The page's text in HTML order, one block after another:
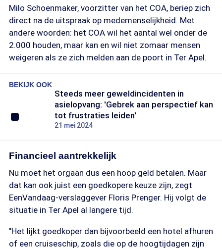
Milo Schoenmaker, voorzitter van het COA, beriep zich
direct na de uitspraak op medemenselijkheid. Met
andere woorden: het COA wil het aantal wel onder de
2.000 houden, maar kan en wil niet zomaar mensen
weigeren als ze zich melden aan de poort in Ter Apel.
BEKIJK OOK
Steeds meer geweldincidenten in
asielopvang: 'Gebrek aan perspectief kan
tot frustraties leiden'
21 mei 2024
Financieel aantrekkelijk
Nu moet het orgaan dus een hoop geld betalen. Maar
dat kan ook juist een goedkopere keuze zijn, zegt
EenVandaag-verslaggever Floris Prenger. Hij volgt de
situatie in Ter Apel al langere tijd.
"Het lijkt goedkoper dan bijvoorbeeld een hotel afhuren
of een cruiseschip, zoals die op de hoogtijdagen zijn